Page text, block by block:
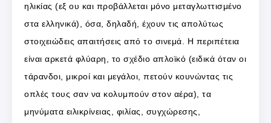
ηλικίας (εξ ου και προβάλλεται μόνο μεταγλωττισμένο
στα ελληνικά), όσα, δηλαδή, έχουν τις απολύτως
στοιχειώδεις απαιτήσεις από το σινεμά. Η περιπέτεια
είναι αρκετά φλύαρη, το σχέδιο απλοϊκό (ειδικά όταν οι
τάρανδοι, μικροί και μεγάλοι, πετούν κουνώντας τις
οπλές τους σαν να κολυμπούν στον αέρα), τα
μηνύματα ειλικρίνειας, φιλίας, συγχώρεσης,